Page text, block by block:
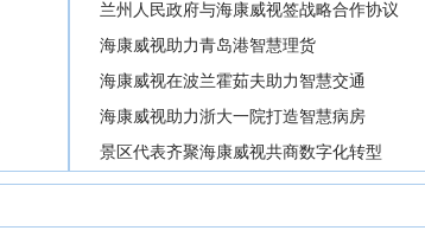
兰州人民政府与海康威视签战略合作协议
海康威视助力青岛港智慧理货
海康威视在波兰霍茹夫助力智慧交通
海康威视助力浙大一院打造智慧病房
景区代表齐聚海康威视共商数字化转型